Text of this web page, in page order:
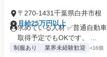
〒270-1431千葉県白井市根
月給25万円以上
求めている人材 ✅普通自動
取得予定でもOKです。 ...
制服あり 業界未経験歓迎 +16個